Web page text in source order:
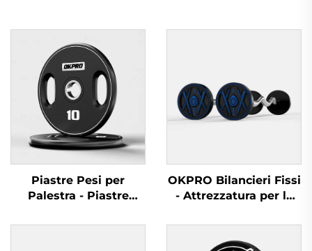
Piastre Pesi per
Palestra - Piastre
Equipaggiamento
OKPRO Bilancieri Fissi
- Attrezzatura per la
per Professionisti